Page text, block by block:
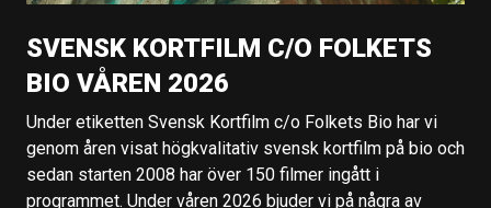
SVENSK KORTFILM C/O FOLKETS
BIO VÅREN 2026
Under etiketten Svensk Kortfilm c/o Folkets Bio har vi
genom åren visat högkvalitativ svensk kortfilm på bio och
sedan starten 2008 har över 150 filmer ingått i
programmet. Under våren 2026 bjuder vi på några av